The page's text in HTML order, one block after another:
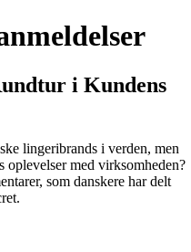
i Kundens
lingeribrands i verden, men
oplevelser med virksomheden?
som danskere har delt